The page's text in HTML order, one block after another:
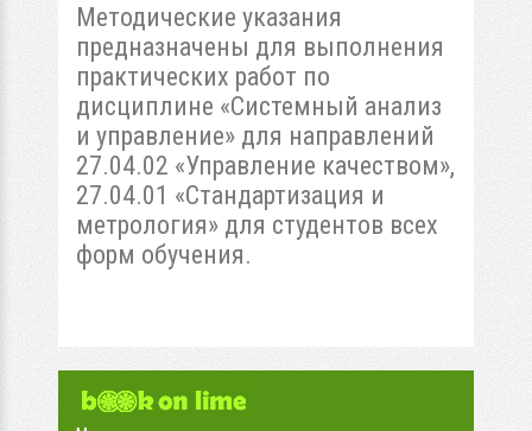
Методические указания
предназначены для выполнения
практических работ по
дисциплине «Системный анализ
и управление» для направлений
27.04.02 «Управление качеством»,
27.04.01 «Стандартизация и
метрология» для студентов всех
форм обучения.